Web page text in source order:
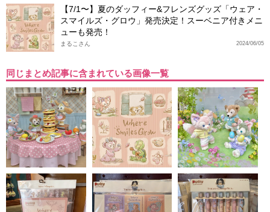
【7/1〜】夏のダッフィー&フレンズグッズ「ウェア・
スマイルズ・グロウ」発売決定！スーベニア付きメニ
ューも発売！
2024/06/05
まるこさん
同じまとめ記事に含まれている画像一覧